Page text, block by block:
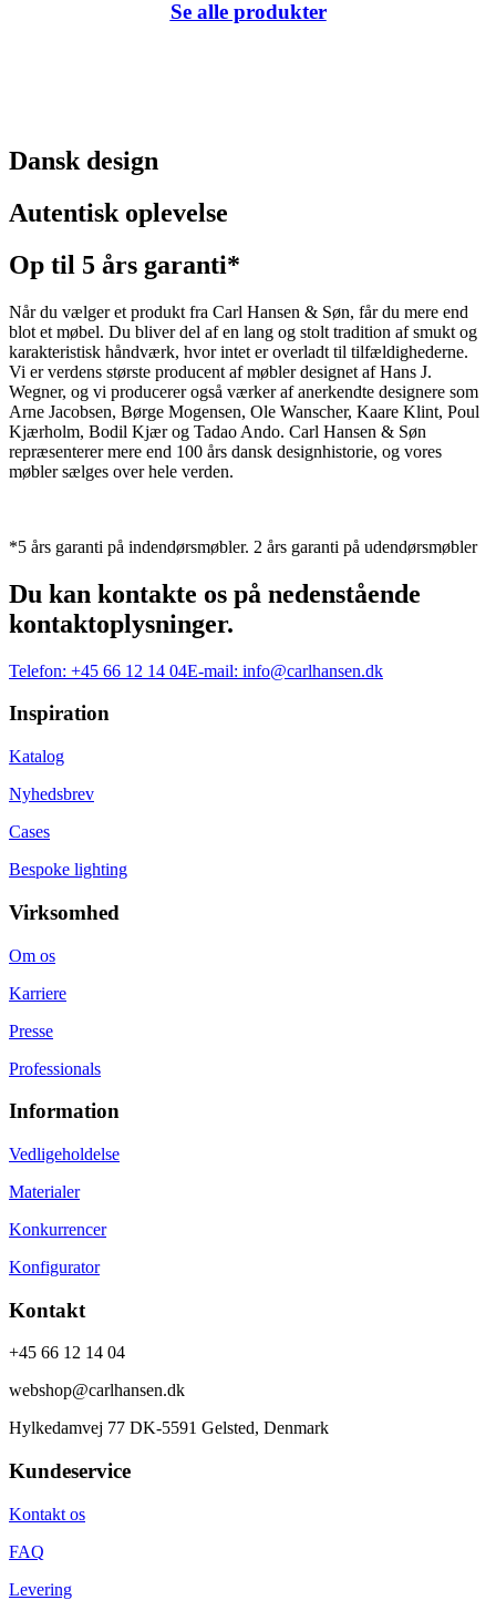
Se alle produkter
Dansk design
Autentisk oplevelse
Op til 5 års garanti*
Når du vælger et produkt fra Carl Hansen & Søn, får du mere end
blot et møbel. Du bliver del af en lang og stolt tradition af smukt og
karakteristisk håndværk, hvor intet er overladt til tilfældighederne.
Vi er verdens største producent af møbler designet af Hans J.
Wegner, og vi producerer også værker af anerkendte designere som
Arne Jacobsen, Børge Mogensen, Ole Wanscher, Kaare Klint, Poul
Kjærholm, Bodil Kjær og Tadao Ando. Carl Hansen & Søn
repræsenterer mere end 100 års dansk designhistorie, og vores
møbler sælges over hele verden.
*5 års garanti på indendørsmøbler. 2 års garanti på udendørsmøbler
Du kan kontakte os på nedenstående
kontaktoplysninger.
Telefon: +45 66 12 14 04E-mail: info@carlhansen.dk
Inspiration
Katalog
Nyhedsbrev
Cases
Bespoke lighting
Virksomhed
Om os
Karriere
Presse
Professionals
Information
Vedligeholdelse
Materialer
Konkurrencer
Konfigurator
Kontakt
+45 66 12 14 04
webshop@carlhansen.dk
Hylkedamvej 77 DK-5591 Gelsted, Denmark
Kundeservice
Kontakt os
FAQ
Levering